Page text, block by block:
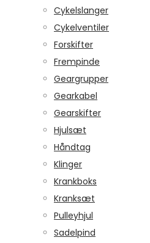
Cykelslanger
Cykelventiler
Forskifter
Frempinde
Geargrupper
Gearkabel
Gearskifter
Hjulsæt
Håndtag
Klinger
Krankboks
Kranksæt
Pulleyhjul
Sadelpind